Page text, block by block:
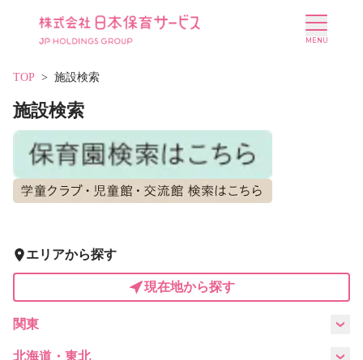
施設を探す 選ばれる理由
会社概要
投資家情報 採用情報
TOP 施設検索
施設検索
エリアから探す
現在地から探す
関東
東京都
北海道・東北